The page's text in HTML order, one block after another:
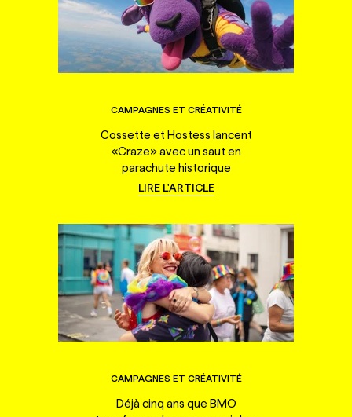
CAMPAGNES ET CRÉATIVITÉ
Cossette et Hostess lancent
«Craze» avec un saut en
parachute historique
LIRE L'ARTICLE
CAMPAGNES ET CRÉATIVITÉ
Déjà cinq ans que BMO